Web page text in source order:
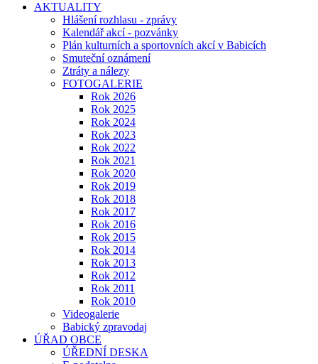
AKTUALITY
Hlášení rozhlasu - zprávy
Kalendář akcí - pozvánky
Plán kulturních a sportovních akcí v Babicích
Smuteční oznámení
Ztráty a nálezy
FOTOGALERIE
Rok 2026
Rok 2025
Rok 2024
Rok 2023
Rok 2022
Rok 2021
Rok 2020
Rok 2019
Rok 2018
Rok 2017
Rok 2016
Rok 2015
Rok 2014
Rok 2013
Rok 2012
Rok 2011
Rok 2010
Videogalerie
Babický zpravodaj
ÚŘAD OBCE
ÚŘEDNÍ DESKA